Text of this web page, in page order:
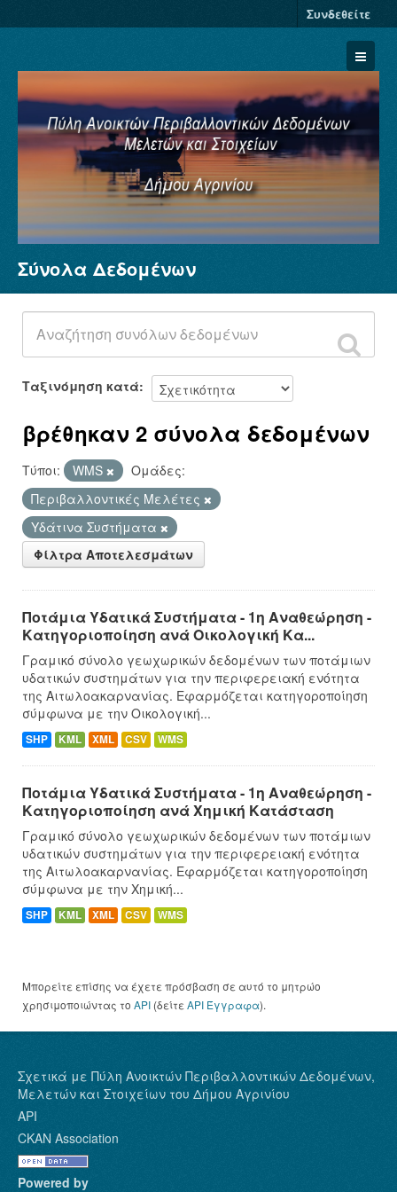
Συνδεθείτε
Σύνολα Δεδομένων
Φορείς
Ομάδες
Σχετικά
Σύνολα Δεδομένων
Ταξινόμηση κατά
βρέθηκαν 2 σύνολα δεδομένων
Τύποι: WMS
Ομάδες:
Περιβαλλοντικές Μελέτες
Υδάτινα Συστήματα
Φίλτρα Αποτελεσμάτων
Ποτάμια Υδατικά Συστήματα - 1η Αναθεώρηση -
Κατηγοριοποίηση ανά Οικολογική Κα...
Γραμικό σύνολο γεωχωρικών δεδομένων των ποτάμιων
υδατικών συστημάτων για την περιφερειακή ενότητα
της Αιτωλοακαρνανίας. Εφαρμόζεται κατηγοροποίηση
σύμφωνα με την Οικολογική...
SHP KML XML CSV WMS
Ποτάμια Υδατικά Συστήματα - 1η Αναθεώρηση -
Κατηγοριοποίηση ανά Χημική Κατάσταση
Γραμικό σύνολο γεωχωρικών δεδομένων των ποτάμιων
υδατικών συστημάτων για την περιφερειακή ενότητα
της Αιτωλοακαρνανίας. Εφαρμόζεται κατηγοροποίηση
σύμφωνα με την Χημική...
SHP KML XML CSV WMS
Μπορείτε επίσης να έχετε πρόσβαση σε αυτό το μητρώο
χρησιμοποιώντας το API (δείτε API Έγγραφα).
Σχετικά με Πύλη Ανοικτών Περιβαλλοντικών Δεδομένων,
Μελετών και Στοιχείων του Δήμου Αγρινίου
API
CKAN Association
Powered by